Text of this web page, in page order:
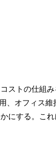
ストの仕組
、オフィス
にする。こ